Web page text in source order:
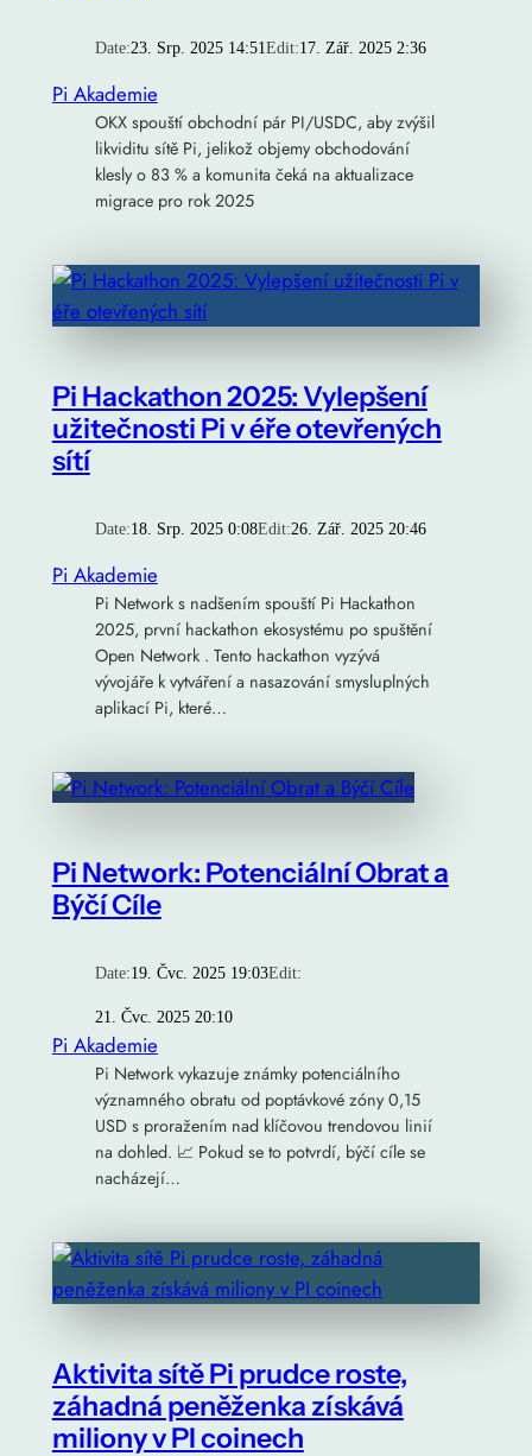
Date:23. Srp. 2025 14:51Edit:17. Zář. 2025 2:36
Pi Akademie
OKX spouští obchodní pár PI/USDC, aby zvýšil
likviditu sítě Pi, jelikož objemy obchodování
klesly o 83 % a komunita čeká na aktualizace
migrace pro rok 2025
Pi Hackathon 2025: Vylepšení
užitečnosti Pi v éře otevřených
sítí
Date:18. Srp. 2025 0:08Edit:26. Zář. 2025 20:46
Pi Akademie
Pi Network s nadšením spouští Pi Hackathon
2025, první hackathon ekosystému po spuštění
Open Network . Tento hackathon vyzývá
vývojáře k vytváření a nasazování smysluplných
aplikací Pi, které…
Pi Network: Potenciální Obrat a
Býčí Cíle
Date:19. Čvc. 2025 19:03Edit:
21. Čvc. 2025 20:10
Pi Akademie
Pi Network vykazuje známky potenciálního
významného obratu od poptávkové zóny 0,15
USD s proražením nad klíčovou trendovou linií
na dohled. 📈 Pokud se to potvrdí, býčí cíle se
nacházejí…
Aktivita sítě Pi prudce roste,
záhadná peněženka získává
miliony v PI coinech